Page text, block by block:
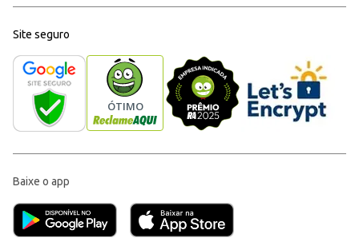
Site seguro
Baixe o app